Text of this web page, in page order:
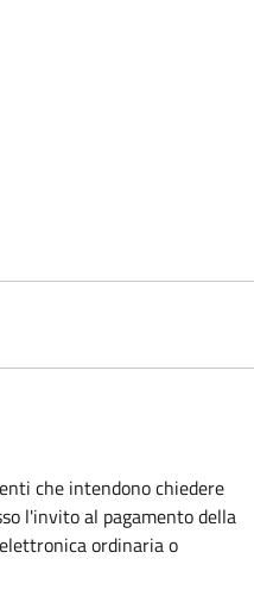
che intendono chiedere
l'invito al pagamento della
ordinaria o